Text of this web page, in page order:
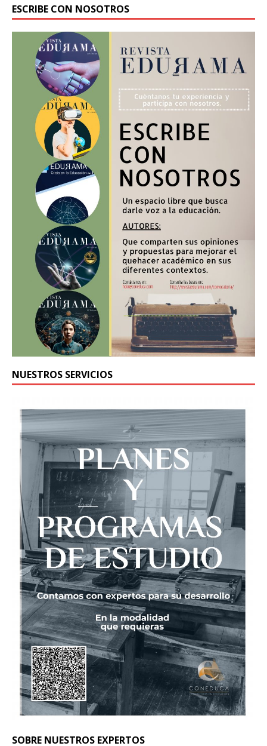
ESCRIBE CON NOSOTROS
NUESTROS SERVICIOS
SOBRE NUESTROS EXPERTOS